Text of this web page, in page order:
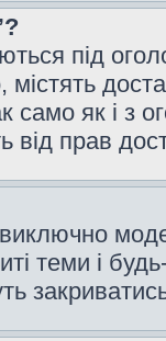
під
містять
само як і
від прав
теми і